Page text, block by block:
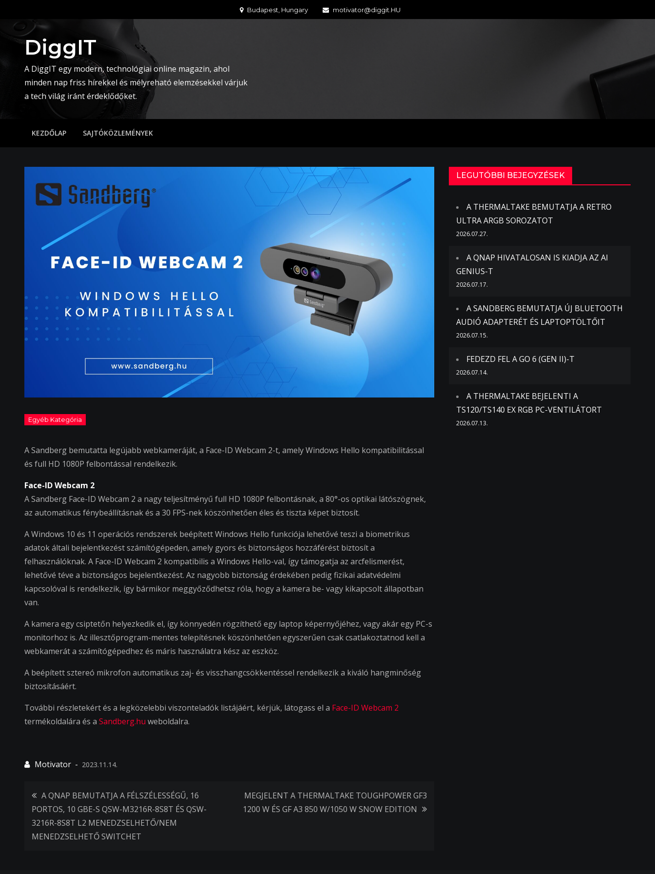
content
Budapest, Hungary motivator@diggit.HU
DiggIT
A DiggIT egy modern, technológiai online magazin, ahol
minden nap friss hírekkel és mélyreható elemzésekkel várjuk
a tech világ iránt érdeklődőket.
KEZDŐLAP SAJTÓKÖZLEMÉNYEK
A Sandberg bemutatta legújabb webkameráját, a Face-ID Webcam 2-t, amely Windows Hello kompatibilitással
és full HD 1080P felbontással rendelkezik.
Face-ID Webcam 2
A Sandberg Face-ID Webcam 2 a nagy teljesítményű full HD 1080P felbontásnak, a 80°-os optikai látószögnek,
az automatikus fénybeállításnak és a 30 FPS-nek köszönhetően éles és tiszta képet biztosít.
A Windows 10 és 11 operációs rendszerek beépített Windows Hello funkciója lehetővé teszi a biometrikus
adatok általi bejelentkezést számítógépeden, amely gyors és biztonságos hozzáférést biztosít a
felhasználóknak. A Face-ID Webcam 2 kompatibilis a Windows Hello-val, így támogatja az arcfelismerést,
lehetővé téve a biztonságos bejelentkezést. Az nagyobb biztonság érdekében pedig fizikai adatvédelmi
kapcsolóval is rendelkezik, így bármikor meggyőződhetsz róla, hogy a kamera be- vagy kikapcsolt állapotban
van.
A kamera egy csiptetőn helyezkedik el, így könnyedén rögzíthető egy laptop képernyőjéhez, vagy akár egy PC-s
monitorhoz is. Az illesztőprogram-mentes telepítésnek köszönhetően egyszerűen csak csatlakoztatnod kell a
webkamerát a számítógépedhez és máris használatra kész az eszköz.
A beépített sztereó mikrofon automatikus zaj- és visszhangcsökkentéssel rendelkezik a kiváló hangminőség
biztosításáért.
További részletekért és a legközelebbi viszonteladók listájáért, kérjük, látogass el a Face-ID Webcam 2
termékoldalára és a Sandberg.hu weboldalra.
2023.11.14.
Bejegyzés
navigáció
A QNAP BEMUTATJA A FÉLSZÉLESSÉGŰ, 16
PORTOS, 10 GBE-S QSW-M3216R-8S8T ÉS QSW-
3216R-8S8T L2 MENEDZSELHETŐ/NEM
MENEDZSELHETŐ SWITCHET
MEGJELENT A THERMALTAKE TOUGHPOWER GF3
1200 W ÉS GF A3 850 W/1050 W SNOW EDITION
LEGUTÓBBI BEJEGYZÉSEK
A THERMALTAKE BEMUTATJA A RETRO
ULTRA ARGB SOROZATOT
2026.07.27.
A QNAP HIVATALOSAN IS KIADJA AZ AI
GENIUS-T
2026.07.17.
A SANDBERG BEMUTATJA ÚJ BLUETOOTH
AUDIÓ ADAPTERÉT ÉS LAPTOPTÖLTŐIT
2026.07.15.
FEDEZD FEL A GO 6 (GEN II)-T
2026.07.14.
A THERMALTAKE BEJELENTI A
TS120/TS140 EX RGB PC-VENTILÁTORT
2026.07.13.